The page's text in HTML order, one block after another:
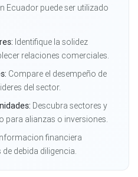
Ecuador puede ser utilizado
Identifique la solidez
relaciones comerciales.
Compare el desempeño de
del sector.
Descubra sectores y
para alianzas o inversiones.
financiera
debida diligencia.